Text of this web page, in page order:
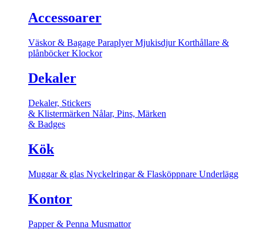
Accessoarer
Väskor & Bagage ParaplyerMjukisdjurKorthållare &
plånböckerKlockor
Dekaler
Dekaler, Stickers
& Klistermärken Nålar, Pins, Märken
& Badges
Kök
Muggar & glas Nyckelringar & Flasköppnare Underlägg
Kontor
Papper & Penna Musmattor